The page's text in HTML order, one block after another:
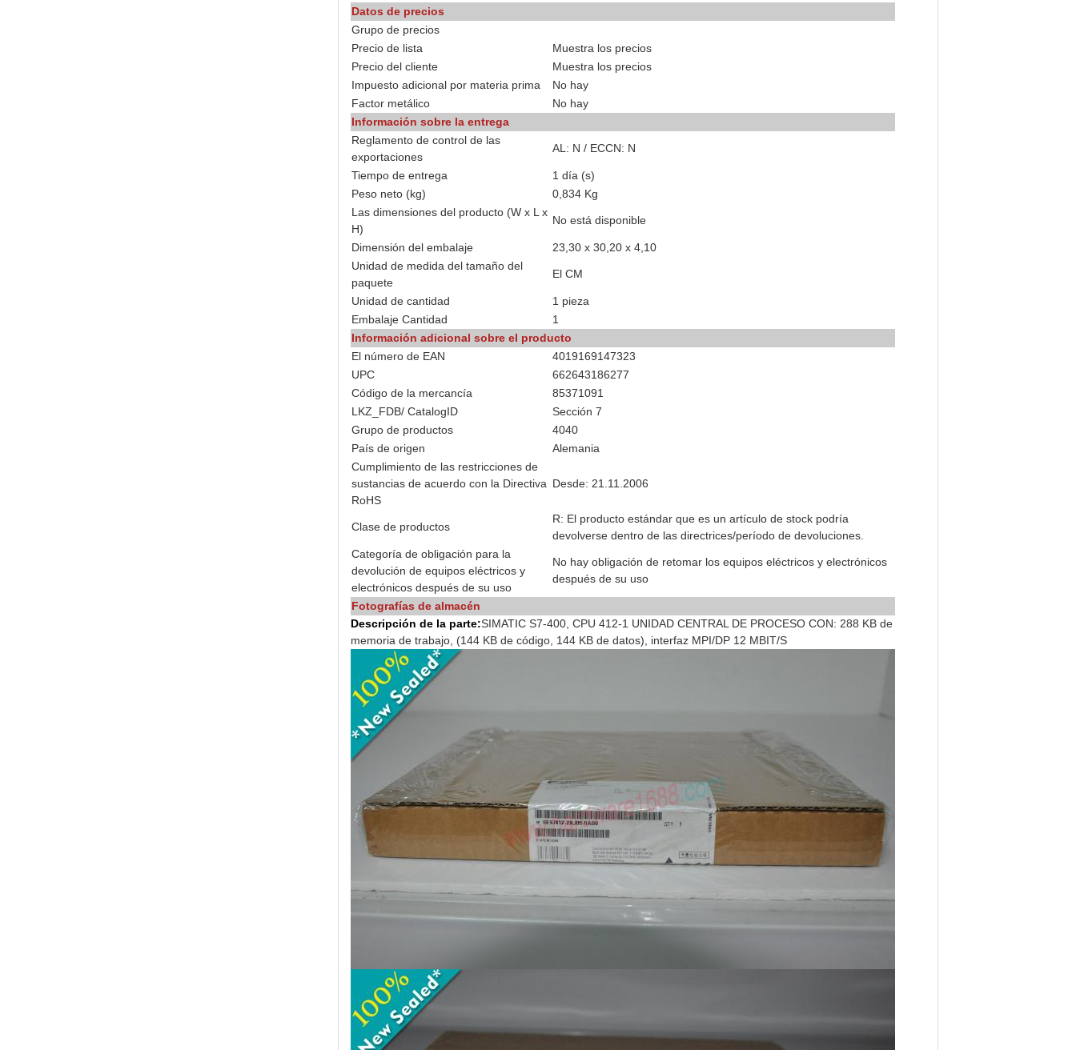
Datos de precios
Grupo de precios
Precio de lista
Muestra los precios
Precio del cliente
Muestra los precios
Impuesto adicional por materia prima
No hay
Factor metálico
No hay
Información sobre la entrega
Reglamento de control de las
exportaciones
AL: N / ECCN: N
Tiempo de entrega
1 día (s)
Peso neto (kg)
0,834 Kg
Las dimensiones del producto (W x L x
H)
No está disponible
Dimensión del embalaje
23,30 x 30,20 x 4,10
Unidad de medida del tamaño del
paquete
El CM
Unidad de cantidad
1 pieza
Embalaje Cantidad
1
Información adicional sobre el producto
El número de EAN
4019169147323
UPC
662643186277
Código de la mercancía
85371091
LKZ_FDB/ CatalogID
Sección 7
Grupo de productos
4040
País de origen
Alemania
Cumplimiento de las restricciones de
sustancias de acuerdo con la Directiva
RoHS
Desde: 21.11.2006
Clase de productos
R: El producto estándar que es un artículo de stock podría
devolverse dentro de las directrices/período de devoluciones.
Categoría de obligación para la
devolución de equipos eléctricos y
electrónicos después de su uso
No hay obligación de retomar los equipos eléctricos y electrónicos
después de su uso
Fotografías de almacén
Descripción de la parte:SIMATIC S7-400, CPU 412-1 UNIDAD CENTRAL DE PROCESO CON: 288 KB de
memoria de trabajo, (144 KB de código, 144 KB de datos), interfaz MPI/DP 12 MBIT/S